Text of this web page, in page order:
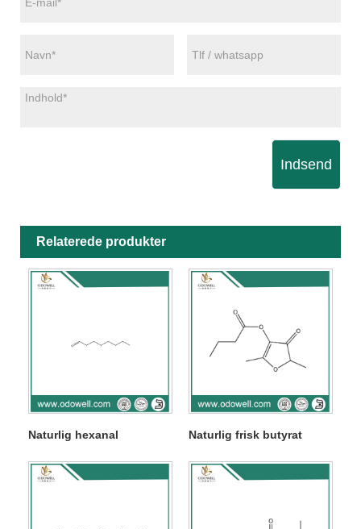
Indsend
Relaterede produkter
Naturlig hexanal Naturlig frisk butyrat